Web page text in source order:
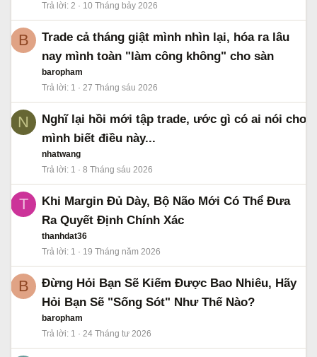
Trả lời 2 10 Tháng bảy 2026
B
Trade cả tháng giật mình nhìn lại, hóa ra lâu
nay mình toàn "làm công không" cho sàn
baropham
Trả lời 1 27 Tháng sáu 2026
N
Nghĩ lại hồi mới tập trade, ước gì có ai nói cho
mình biết điều này...
nhatwang
Trả lời 1 8 Tháng sáu 2026
T
Khi Margin Đủ Dày, Bộ Não Mới Có Thể Đưa
Ra Quyết Định Chính Xác
thanhdat36
Trả lời 1 19 Tháng năm 2026
B
Đừng Hỏi Bạn Sẽ Kiếm Được Bao Nhiêu, Hãy
Hỏi Bạn Sẽ "Sống Sót" Như Thế Nào?
baropham
Trả lời 1 24 Tháng tư 2026